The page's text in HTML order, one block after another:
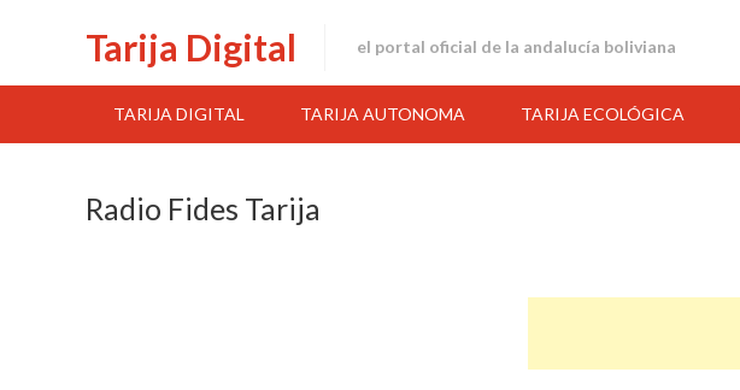
Tarija Digital el portal oficial de la andalucía boliviana
TARIJA DIGITAL TARIJA AUTONOMA TARIJA ECOLÓGICA
Radio Fides Tarija